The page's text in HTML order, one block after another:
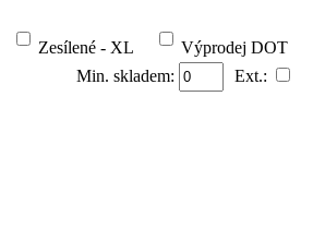
Zesílené - XL Výprodej DOT
Ext.:
Min. skladem: